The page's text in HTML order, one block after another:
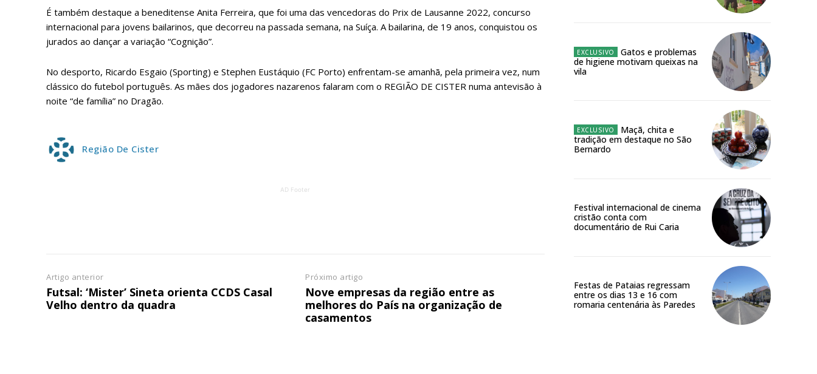
Acesso aos conteúdos Exclusivos para
assinantes
Ofertas para assinatura anual
Escolha o plano
Ofertas para assinatura anual
É também destaque a beneditense Anita Ferreira, que foi uma das vencedoras do Prix de Lausanne 2022, concurso
internacional para jovens bailarinos, que decorreu na passada semana, na Suíça. A bailarina, de 19 anos, conquistou os
jurados ao dançar a variação “Cognição”.
No desporto, Ricardo Esgaio (Sporting) e Stephen Eustáquio (FC Porto) enfrentam-se amanhã, pela primeira vez, num
clássico do futebol português. As mães dos jogadores nazarenos falaram com o REGIÃO DE CISTER numa antevisão à
noite “de família” no Dragão.
Região De Cister
AD Footer
Artigo anterior
Futsal: ‘Mister’ Sineta orienta CCDS Casal
Velho dentro da quadra
Próximo artigo
Nove empresas da região entre as
melhores do País na organização de
casamentos
Gatos e problemas
de higiene motivam queixas na
vila
Maçã, chita e
tradição em destaque no São
Bernardo
Festival internacional de cinema
cristão conta com
documentário de Rui Caria
Festas de Pataias regressam
entre os dias 13 e 16 com
romaria centenária às Paredes